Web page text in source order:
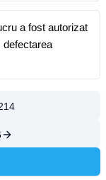
a fost autorizat
defectarea